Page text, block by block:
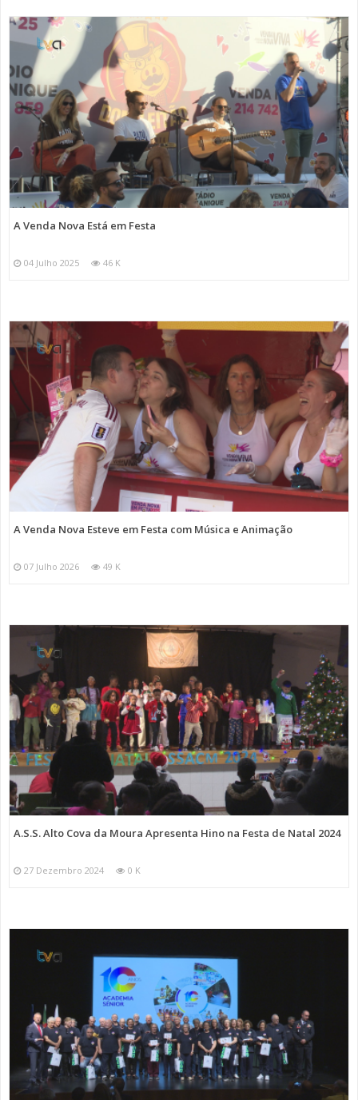
A Venda Nova Está em Festa
04 Julho 2025 46 K
A Venda Nova Esteve em Festa com Música e Animação
07 Julho 2026 49 K
A.S.S. Alto Cova da Moura Apresenta Hino na Festa de Natal 2024
27 Dezembro 2024 0 K